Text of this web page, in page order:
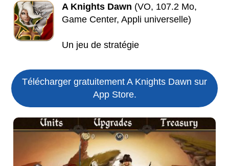
A Knights Dawn (VO, 107.2 Mo,
Game Center, Appli universelle)
Un jeu de stratégie
Télécharger gratuitement A Knights Dawn sur
App Store.